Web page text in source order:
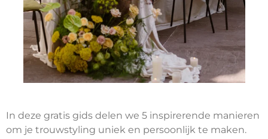
In deze gratis gids delen we 5 inspirerende manieren
om je trouwstyling uniek en persoonlijk te maken.